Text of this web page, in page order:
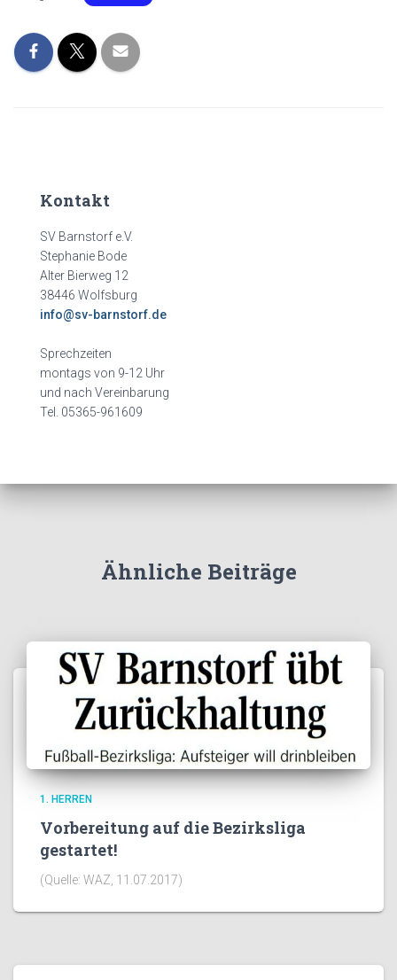
Kontakt
SV Barnstorf e.V.
Stephanie Bode
Alter Bierweg 12
38446 Wolfsburg
info@sv-barnstorf.de
Sprechzeiten
montags von 9-12 Uhr
und nach Vereinbarung
Tel. 05365-961609
Ähnliche Beiträge
1. HERREN
Vorbereitung auf die Bezirksliga
gestartet!
(Quelle: WAZ, 11.07.2017)